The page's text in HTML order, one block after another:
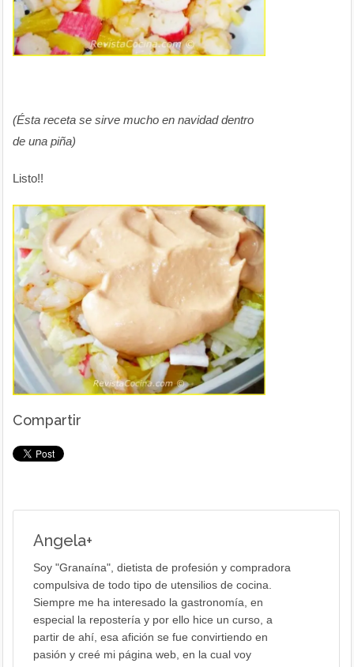
(Ésta receta se sirve mucho en navidad dentro
de una piña)
Listo!!
Compartir
Angela+
Soy "Granaína", dietista de profesión y compradora
compulsiva de todo tipo de utensilios de cocina.
Siempre me ha interesado la gastronomía, en
especial la repostería y por ello hice un curso, a
partir de ahí, esa afición se fue convirtiendo en
pasión y creé mi página web, en la cual voy